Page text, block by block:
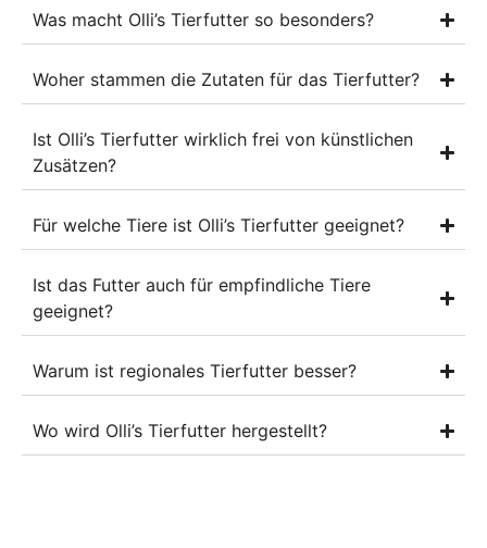
Was macht Olli’s Tierfutter so besonders?
Woher stammen die Zutaten für das Tierfutter?
Ist Olli’s Tierfutter wirklich frei von künstlichen
Zusätzen?
Für welche Tiere ist Olli’s Tierfutter geeignet?
Ist das Futter auch für empfindliche Tiere
geeignet?
Warum ist regionales Tierfutter besser?
Wo wird Olli’s Tierfutter hergestellt?